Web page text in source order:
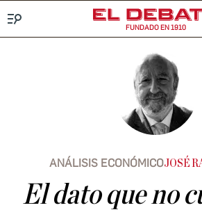
FUNDADO EN 1910
ANÁLISIS ECONÓMICOJOSÉ
El dato que no